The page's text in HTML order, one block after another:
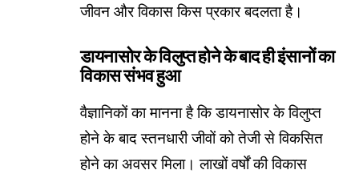
जीवन और विकास किस प्रकार बदलता है।
डायनासोर के विलुप्त होने के बाद ही इंसानों का
विकास संभव हुआ
वैज्ञानिकों का मानना है कि डायनासोर के विलुप्त
होने के बाद स्तनधारी जीवों को तेजी से विकसित
होने का अवसर मिला। लाखों वर्षों की विकास